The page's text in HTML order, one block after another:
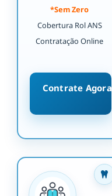
*Sem Zero
Cobertura Rol ANS
Contratação Online
Contrate Agora